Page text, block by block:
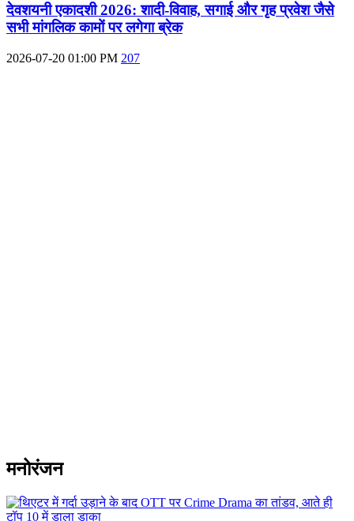
देवशयनी एकादशी 2026: शादी-विवाह, सगाई और गृह प्रवेश जैसे
सभी मांगलिक कामों पर लगेगा ब्रेक
2026-07-20 01:00 PM 207
मनोरंजन